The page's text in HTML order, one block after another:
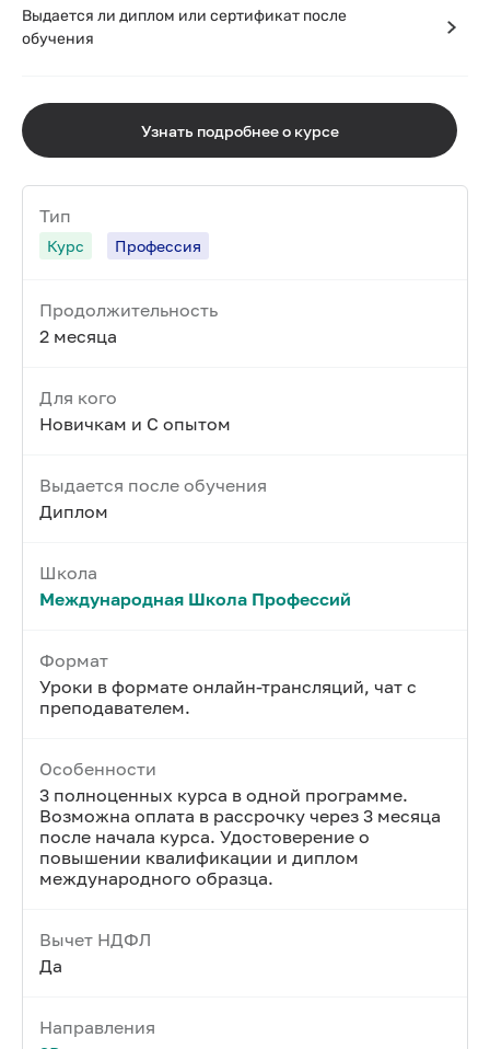
Выдается ли диплом или сертификат после
обучения
Узнать подробнее о курсе
Тип
Курс Профессия
Продолжительность
2 месяца
Для кого
Новичкам и С опытом
Выдается после обучения
Диплом
Школа
Международная Школа Профессий
Формат
Уроки в формате онлайн-трансляций, чат с
преподавателем.
Особенности
3 полноценных курса в одной программе.
Возможна оплата в рассрочку через 3 месяца
после начала курса. Удостоверение о
повышении квалификации и диплом
международного образца.
Вычет НДФЛ
Да
Направления